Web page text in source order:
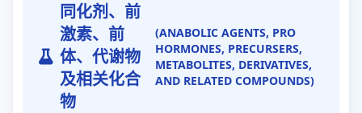
同化剂、前
激素、前
体、代谢物
及相关化合
物
(ANABOLIC AGENTS, PRO
HORMONES, PRECURSERS,
METABOLITES, DERIVATIVES,
AND RELATED COMPOUNDS)